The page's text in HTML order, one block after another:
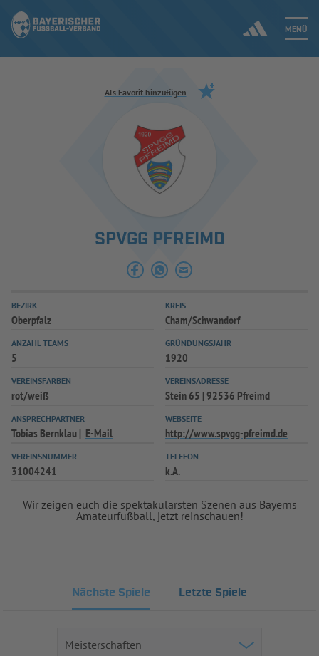
MENÜ
Jetzt einloggen
ERGEBNISSE & WETTBEWERBE
AUSBILDUNG & FÖRDERUNG
SPIELPLUS
Als Favorit hinzufügen
SPVGG PFREIMD
BEZIRK
Oberpfalz
KREIS
Cham/Schwandorf
ANZAHL TEAMS
5
GRÜNDUNGSJAHR
1920
VEREINSFARBEN
rot/weiß
VEREINSADRESSE
Stein 65 | 92536 Pfreimd
ANSPRECHPARTNER
Tobias Bernklau E-Mail
WEBSEITE
http://www.spvgg-pfreimd.de
VEREINSNUMMER
31004241
TELEFON
k.A.
Wir zeigen euch die spektakulärsten Szenen aus Bayerns
Amateurfußball, jetzt reinschauen!
Nächste Spiele Letzte Spiele